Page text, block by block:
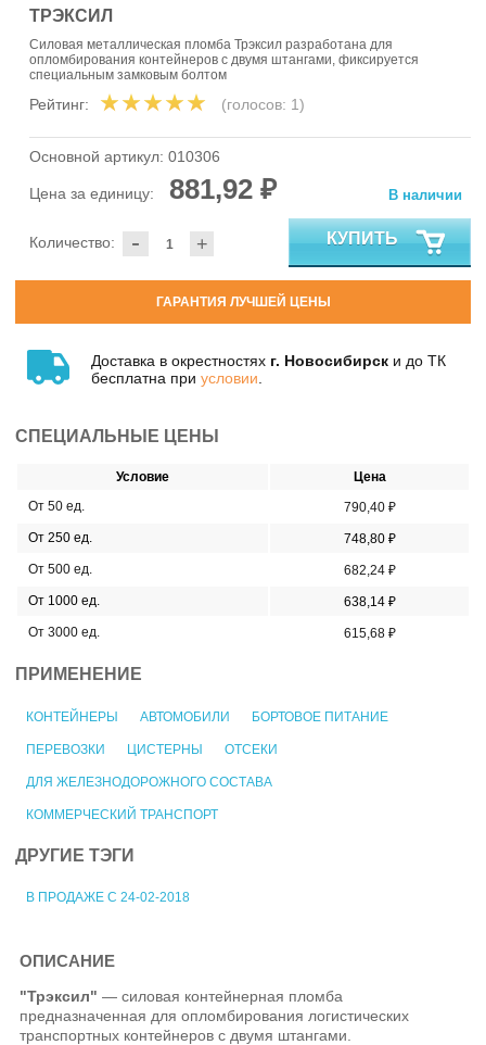
ТРЭКСИЛ
Силовая металлическая пломба Трэксил разработана для
опломбирования контейнеров с двумя штангами, фиксируется
специальным замковым болтом
Рейтинг: (голосов: 1)
Основной артикул: 010306
Цена за единицу: 881,92 ₽
- +
Количество:
В наличии
КУПИТЬ
ГАРАНТИЯ ЛУЧШЕЙ ЦЕНЫ
Доставка в окрестностях г. Новосибирск и до ТК
бесплатна при условии
СПЕЦИАЛЬНЫЕ ЦЕНЫ
Условие
Цена
От 50 ед.
790,40 ₽
От 250 ед.
748,80 ₽
От 500 ед.
682,24 ₽
От 1000 ед.
638,14 ₽
От 3000 ед.
615,68 ₽
ПРИМЕНЕНИЕ
КОНТЕЙНЕРЫ АВТОМОБИЛИ БОРТОВОЕ ПИТАНИЕ
ПЕРЕВОЗКИ ЦИСТЕРНЫ ОТСЕКИ
ДЛЯ ЖЕЛЕЗНОДОРОЖНОГО СОСТАВА
КОММЕРЧЕСКИЙ ТРАНСПОРТ
ДРУГИЕ ТЭГИ
В ПРОДАЖЕ С 24-02-2018
ОПИСАНИЕ
"Трэксил"— силовая контейнерная пломба
предназначенная для опломбирования логистических
транспортных контейнеров с двумя штангами.